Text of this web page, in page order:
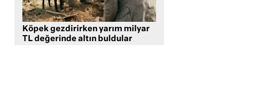
Köpek gezdirirken yarım milyar
TL değerinde altın buldular